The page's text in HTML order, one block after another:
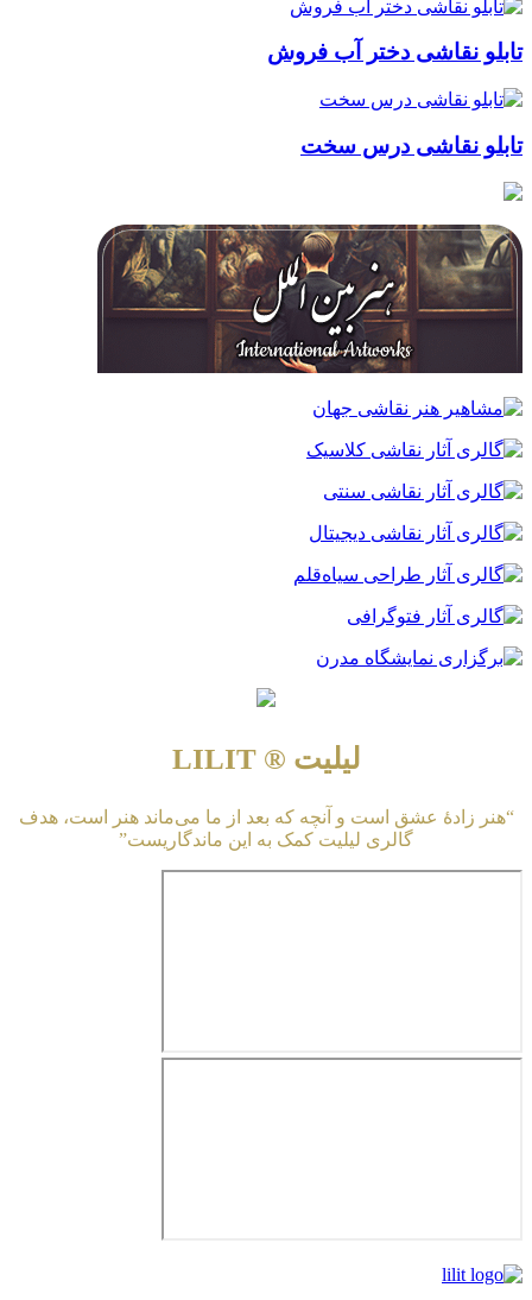
دختر آب فروش
نقاشی درس سخت
لیلیت ® LILIT
عشق است و آنچه که بعد از ما می‌ماند هنر است، هدف
گالری لیلیت کمک به این ماندگاریست”